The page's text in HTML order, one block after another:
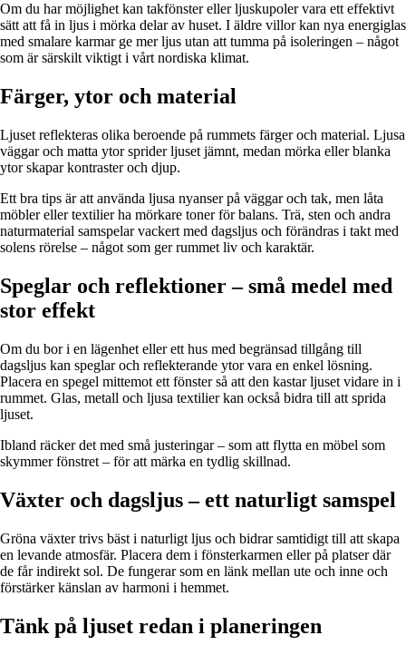
Om du har möjlighet kan takfönster eller ljuskupoler vara ett effektivt
sätt att få in ljus i mörka delar av huset. I äldre villor kan nya energiglas
med smalare karmar ge mer ljus utan att tumma på isoleringen – något
som är särskilt viktigt i vårt nordiska klimat.
Färger, ytor och material
Ljuset reflekteras olika beroende på rummets färger och material. Ljusa
väggar och matta ytor sprider ljuset jämnt, medan mörka eller blanka
ytor skapar kontraster och djup.
Ett bra tips är att använda ljusa nyanser på väggar och tak, men låta
möbler eller textilier ha mörkare toner för balans. Trä, sten och andra
naturmaterial samspelar vackert med dagsljus och förändras i takt med
solens rörelse – något som ger rummet liv och karaktär.
Speglar och reflektioner – små medel med
stor effekt
Om du bor i en lägenhet eller ett hus med begränsad tillgång till
dagsljus kan speglar och reflekterande ytor vara en enkel lösning.
Placera en spegel mittemot ett fönster så att den kastar ljuset vidare in i
rummet. Glas, metall och ljusa textilier kan också bidra till att sprida
ljuset.
Ibland räcker det med små justeringar – som att flytta en möbel som
skymmer fönstret – för att märka en tydlig skillnad.
Växter och dagsljus – ett naturligt samspel
Gröna växter trivs bäst i naturligt ljus och bidrar samtidigt till att skapa
en levande atmosfär. Placera dem i fönsterkarmen eller på platser där
de får indirekt sol. De fungerar som en länk mellan ute och inne och
förstärker känslan av harmoni i hemmet.
Tänk på ljuset redan i planeringen